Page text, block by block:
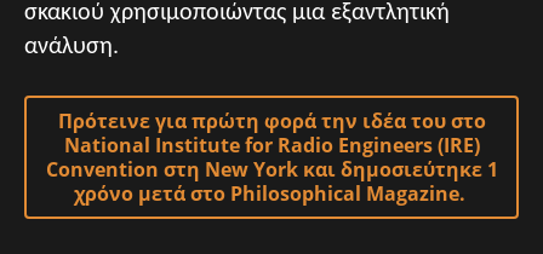
σκακιού χρησιμοποιώντας μια εξαντλητική
ανάλυση.
Πρότεινε για πρώτη φορά την ιδέα του στο
National Institute for Radio Engineers (IRE)
Convention στη New York και δημοσιεύτηκε 1
χρόνο μετά στο Philosophical Magazine.